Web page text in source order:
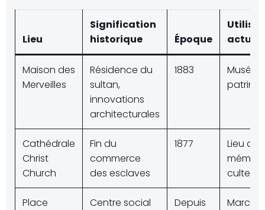
Lieu
Signification
historique
Époque
Maison des
Merveilles
Résidence du
sultan,
innovations
architecturales
1883
Musée
Cathédrale
Christ
Church
Fin du
commerce
des esclaves
1877
Lieu de
culte
Place
Centre social
Depuis
Marché,